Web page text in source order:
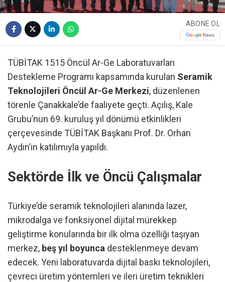
ABONE OL
TÜBİTAK 1515 Öncül Ar-Ge Laboratuvarları
Destekleme Programı kapsamında kurulan Seramik
Teknolojileri Öncül Ar-Ge Merkezi, düzenlenen
törenle Çanakkale’de faaliyete geçti. Açılış, Kale
Grubu’nun 69. kuruluş yıl dönümü etkinlikleri
çerçevesinde TÜBİTAK Başkanı Prof. Dr. Orhan
Aydın’ın katılımıyla yapıldı.
Sektörde İlk ve Öncü Çalışmalar
Türkiye’de seramik teknolojileri alanında lazer,
mikrodalga ve fonksiyonel dijital mürekkep
geliştirme konularında bir ilk olma özelliği taşıyan
merkez, beş yıl boyunca desteklenmeye devam
edecek. Yeni laboratuvarda dijital baskı teknolojileri,
çevreci üretim yöntemleri ve ileri üretim teknikleri